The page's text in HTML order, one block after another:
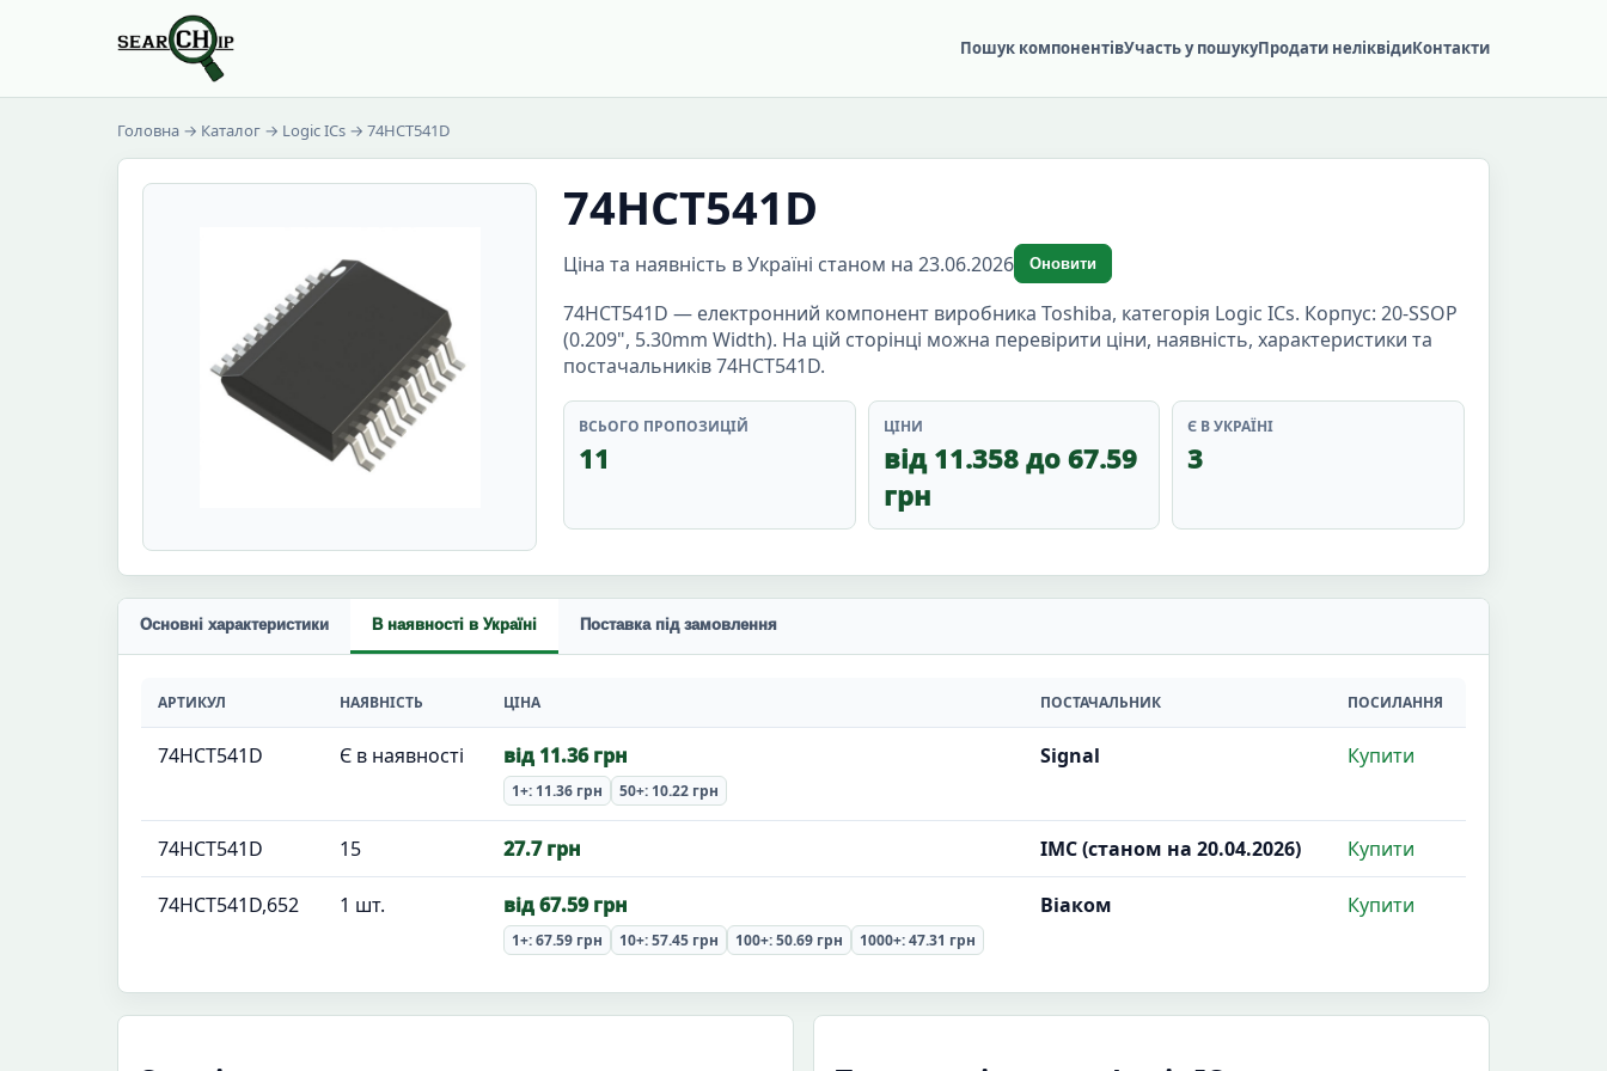
Пошук компонентівУчасть у пошукуПродати неліквідиКонтакти
Головна → Каталог → Logic ICs → 74HCT541D
74HCT541D
Ціна та наявність в Україні станом на 23.06.2026 Оновити
74HCT541D — електронний компонент виробника Toshiba, категорія Logic ICs. Корпус: 20-SSOP
(0.209", 5.30mm Width). На цій сторінці можна перевірити ціни, наявність, характеристики та
постачальників 74HCT541D.
ВСЬОГО ПРОПОЗИЦІЙ
11
ЦІНИ
від 11.358 до 67.59
грн
Є В УКРАЇНІ
3
Основні характеристики В наявності в Україні Поставка під замовлення
АРТИКУЛ НАЯВНІСТЬ ЦІНА ПОСТАЧАЛЬНИК ПОСИЛАННЯ
74HCT541D Є в наявності від 11.36 грн
1+: 11.36 грн 50+: 10.22 грн
Signal Купити
74HCT541D 15 27.7 грн ІМС (станом на 20.04.2026) Купити
74HCT541D,652 1 шт. від 67.59 грн
1+: 67.59 грн 10+: 57.45 грн 100+: 50.69 грн 1000+: 47.31 грн
Віаком Купити